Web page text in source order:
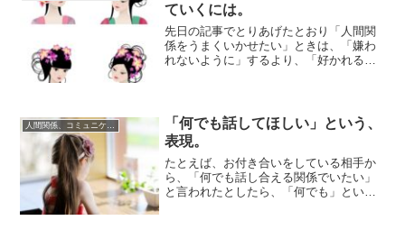
ていくには。
先日の記事でとりあげたとおり「人間関
係をうまくいかせたい」ときは、「嫌わ
れないように」するより、「好かれる自
「何でも話してほしい」という、
表現。
たとえば、お付き合いをしている相手か
ら、「何でも話し合える関係でいたい」
と言われたとしたら、「何でも」という